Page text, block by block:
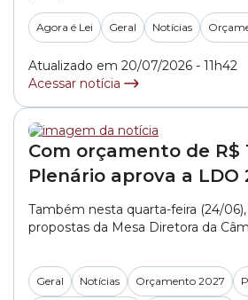
previsão orçamentária para o
138,6 bilhões, valor 10,30% maior
2026, fixado em R$ 125,6 bilhões. A
com vetos... »
Agora é Lei Geral Notícias
Atualizado em 20/07/2026 - 11h42
Acessar notícia
Com orçamento de R$
Plenário aprova a LDO
Também nesta quarta-feira (24/
propostas da Mesa Diretora da
Geral Notícias Orçamento 2027